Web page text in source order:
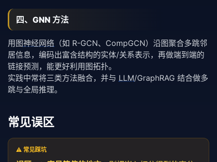
四、GNN 方法
用图神经网络 （如 R-GCN、CompGCN）沿图聚合多跳邻
居信息，编码出富含结构的实体/关系表示，再做端到端的
链接预测，能更好利用图拓扑。
实践中常将三类方法融合，并与 LLM/GraphRAG 结合做多
跳与全局推理。
常见误区
⚠️ 常见踩坑